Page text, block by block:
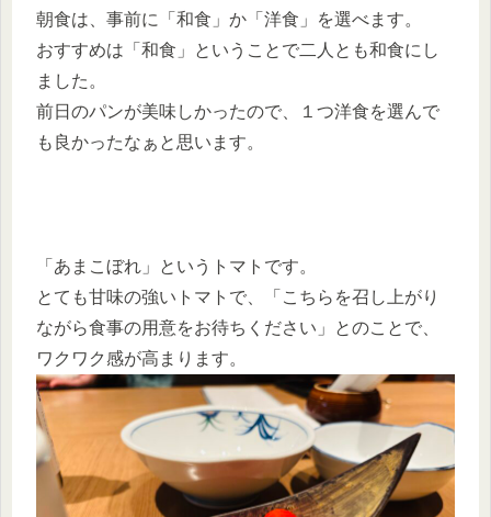
朝食は、事前に「和食」か「洋食」を選べます。
おすすめは「和食」ということで二人とも和食にし
ました。
前日のパンが美味しかったので、１つ洋食を選んで
も良かったなぁと思います。
「あまこぼれ」というトマトです。
とても甘味の強いトマトで、「こちらを召し上がり
ながら食事の用意をお待ちください」とのことで、
ワクワク感が高まります。